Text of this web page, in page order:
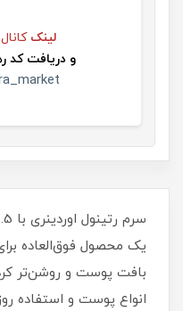
لینک کانال
و دریافت کد
یک محصول فوق‌العاده
بافت پوست و روشن‌تر
انواع پوست و استفاده